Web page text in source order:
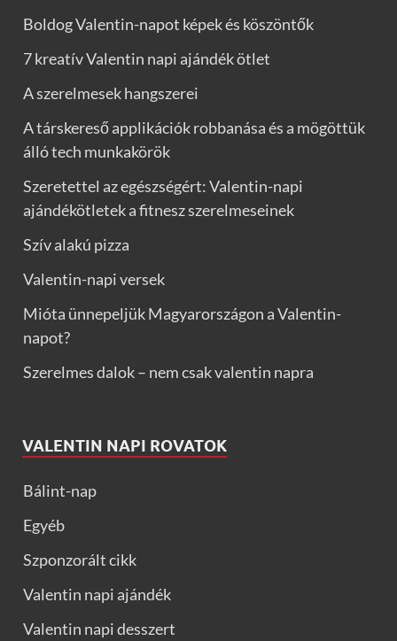
Boldog Valentin-napot képek és köszöntők
7 kreatív Valentin napi ajándék ötlet
A szerelmesek hangszerei
A társkereső applikációk robbanása és a mögöttük
álló tech munkakörök
Szeretettel az egészségért: Valentin-napi
ajándékötletek a fitnesz szerelmeseinek
Szív alakú pizza
Valentin-napi versek
Mióta ünnepeljük Magyarországon a Valentin-
napot?
Szerelmes dalok – nem csak valentin napra
VALENTIN NAPI ROVATOK
Bálint-nap
Egyéb
Szponzorált cikk
Valentin napi ajándék
Valentin napi desszert